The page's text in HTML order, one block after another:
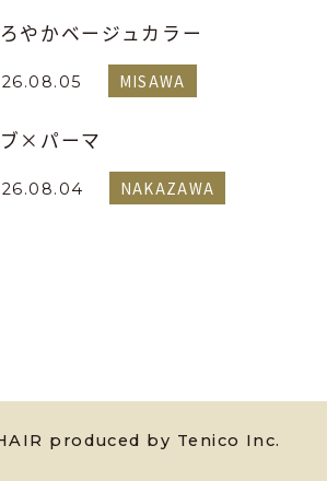
やかベージュカラー
MISAWA
×パーマ
NAKAZAWA
produced by Tenico Inc.